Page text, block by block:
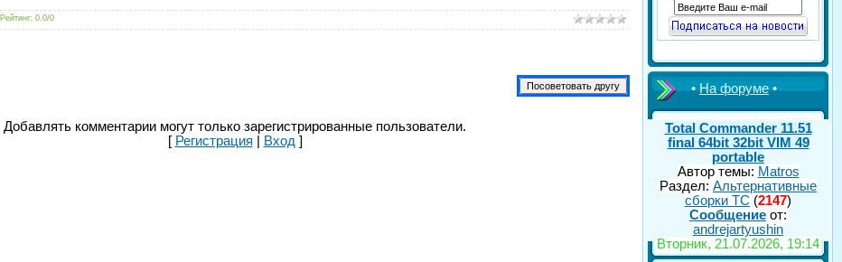
Рейтинг: 0.0/0
Добавлять комментарии могут только зарегистрированные пользователи.
[ Регистрация Вход ]
•На форуме•
Total Commander 11.51
final 64bit 32bit VIM 49
portable
Автор темы: Matros
Раздел: Альтернативные
сборки ТС (2147)
Сообщение от:
andrejartyushin
Вторник, 21.07.2026, 19:14